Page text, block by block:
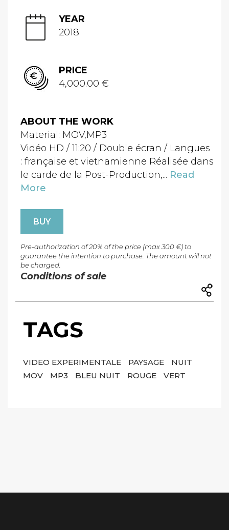
YEAR
2018
PRICE
4,000.00 €
ABOUT THE WORK
Material: MOV,MP3
Vidéo HD / 11:20 / Double écran / Langues
: française et vietnamienne Réalisée dans
le carde de la Post-Production,... Read
More
BUY
Pre-authorization of 20% of the price (max 300 €) to
guarantee the intention to purchase. The amount will not
be charged.
Conditions of sale
TAGS
VIDEO EXPERIMENTALE PAYSAGE
NUIT
MOV
MP3 BLEU NUIT ROUGE VERT